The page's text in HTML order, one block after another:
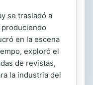
se trasladó a
en la escena
exploró el
de revistas,
la industria del